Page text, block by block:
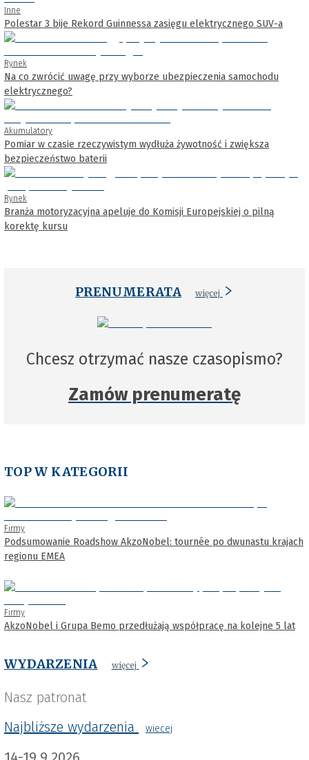
Inne
Polestar 3 bije Rekord Guinnessa zasięgu elektrycznego SUV-a
Rynek
Na co zwrócić uwagę przy wyborze ubezpieczenia samochodu
elektrycznego?
Akumulatory
Pomiar w czasie rzeczywistym wydłuża żywotność i zwiększa
bezpieczeństwo baterii
Rynek
Branża motoryzacyjna apeluje do Komisji Europejskiej o pilną
korektę kursu
PRENUMERATA więcej
Chcesz otrzymać nasze czasopismo?
Zamów prenumeratę
TOP W KATEGORII
Firmy
Podsumowanie Roadshow AkzoNobel: tournée po dwunastu krajach
regionu EMEA
Firmy
AkzoNobel i Grupa Bemo przedłużają współpracę na kolejne 5 lat
WYDARZENIA więcej
Nasz patronat
Najbliższe wydarzenia
wiecej